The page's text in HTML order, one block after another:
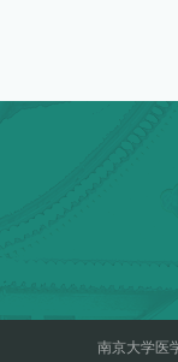
南京大学医